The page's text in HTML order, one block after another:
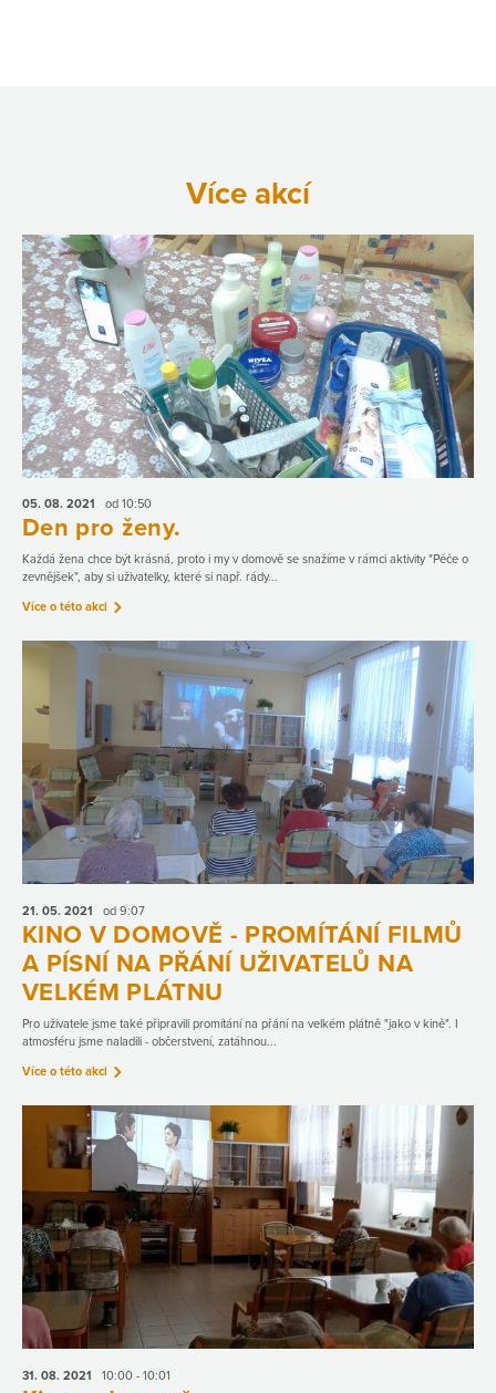
Více akcí
05. 08. 2021 od 10:50
Den pro ženy.
Každá žena chce být krásná, proto i my v domově se snažíme v rámci aktivity "Péče o
zevnějšek", aby si uživatelky, které si např. rády...
Více o této akci
21. 05. 2021 od 9:07
KINO V DOMOVĚ - PROMÍTÁNÍ FILMŮ
A PÍSNÍ NA PŘÁNÍ UŽIVATELŮ NA
VELKÉM PLÁTNU
Pro uživatele jsme také připravili promítání na přání na velkém plátně "jako v kině". I
atmosféru jsme naladili - občerstvení, zatáhnou...
Více o této akci
31. 08. 2021 10:00 - 10:01